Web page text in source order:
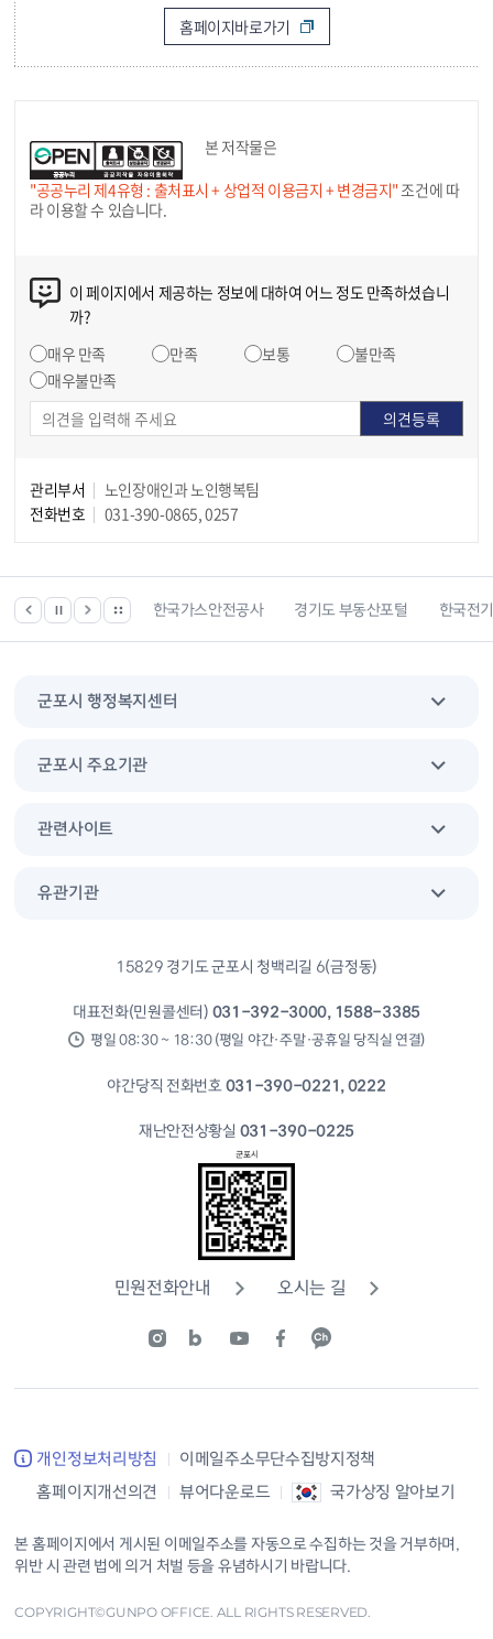
홈페이지바로가기
본 저작물은
"공공누리 제4유형 : 출처표시 + 상업적 이용금지 + 변경금지"조건에 따
라 이용할 수 있습니다.
이 페이지에서 제공하는 정보에 대하여 어느 정도 만족하셨습니
까?
매우 만족
만족 보통
불만족
매우불만족
관리부서
노인장애인과 노인행복팀
전화번호
031-390-0865, 0257
한국건강관리협회 한국가스안전공사 경기도 부동산포털 한국전
군포시 행정복지센터
군포시 주요기관
관련사이트
유관기관
15829 경기도 군포시 청백리길 6(금정동)
대표전화(민원콜센터) 031-392-3000, 1588-3385
평일 08:30 ~ 18:30 (평일 야간·주말·공휴일 당직실 연결)
야간당직 전화번호031-390-0221, 0222
재난안전상황실 031-390-0225
민원전화안내 오시는 길
개인정보처리방침
이메일주소무단수집방지정책
홈페이지개선의견
뷰어다운로드 국가상징 알아보기
본 홈페이지에서 게시된 이메일주소를 자동으로 수집하는 것을 거부하며,
위반 시 관련 법에 의거 처벌 등을 유념하시기 바랍니다.
COPYRIGHT©GUNPO OFFICE. ALL RIGHTS RESERVED.